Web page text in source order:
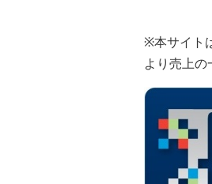
※本サイト
より売上の